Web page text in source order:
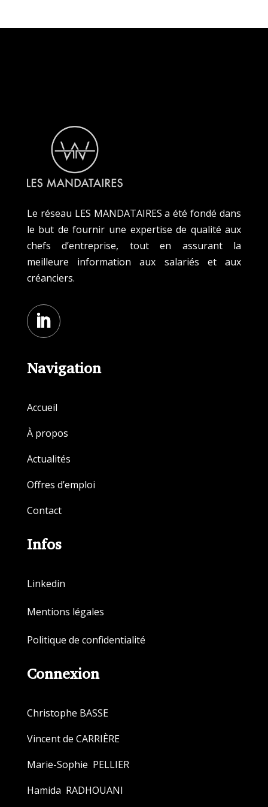
Le réseau LES MANDATAIRES a été fondé dans
le but de fournir une expertise de qualité aux
chefs d’entreprise, tout en assurant la
meilleure information aux salariés et aux
créanciers.
Navigation
Accueil
À propos
Actualités
Offres d’emploi
Contact
Infos
Linkedin
Mentions légales
Politique de confidentialité
Connexion
Christophe BASSE
Vincent de CARRIÈRE
Marie-Sophie PELLIER
Hamida RADHOUANI